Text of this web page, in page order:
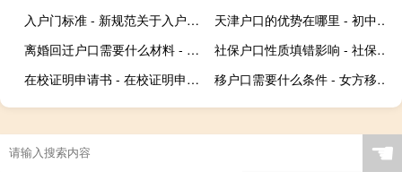
入户门标准 - 新规范关于入户门净宽要求
天津户口的优势在哪里 - 初中去天津上学后悔了
离婚回迁户口需要什么材料 - 女方离婚迁户口需要什么材料
社保户口性质填错影响 - 社保参保信息户口性质不对
在校证明申请书 - 在校证明申请书理由
移户口需要什么条件 - 女方移户口到男方要本人去吗
☚